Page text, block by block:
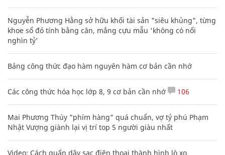
Nguyễn Phương Hằng sở hữu khối tài sản "siêu khủng", từng
khoe sổ đỏ tính bằng cân, mắng cựu mẫu 'không có nổi
nghìn tỷ'
Bảng công thức đạo hàm nguyên hàm cơ bản cần nhớ
Các công thức hóa học lớp 8, 9 cơ bản cần nhớ 106
Mai Phương Thúy "phím hàng" quá chuẩn, vợ tỷ phú Phạm
Nhật Vượng giành lại vị trí top 5 người giàu nhất
Video: Cách quấn dây sạc điện thoại thành hình lò xo